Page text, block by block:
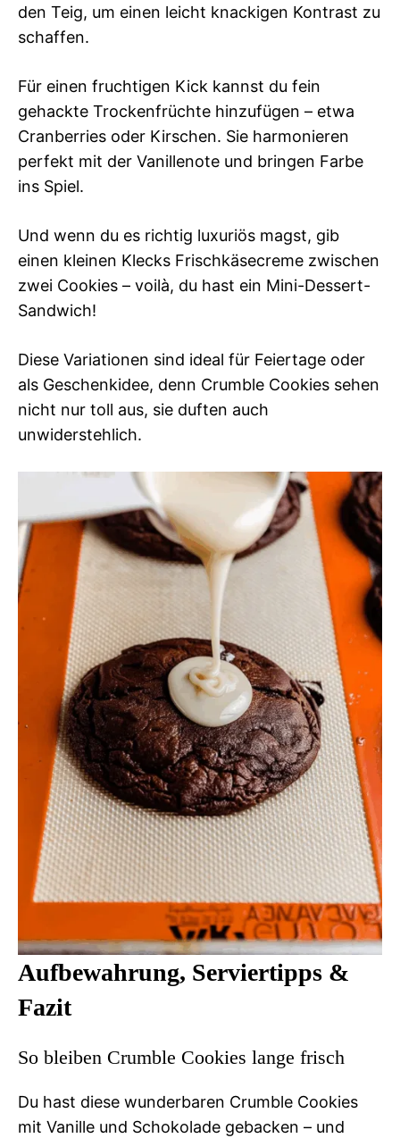
den Teig, um einen leicht knackigen Kontrast zu
schaffen.
Für einen fruchtigen Kick kannst du fein
gehackte Trockenfrüchte hinzufügen – etwa
Cranberries oder Kirschen. Sie harmonieren
perfekt mit der Vanillenote und bringen Farbe
ins Spiel.
Und wenn du es richtig luxuriös magst, gib
einen kleinen Klecks Frischkäsecreme zwischen
zwei Cookies – voilà, du hast ein Mini-Dessert-
Sandwich!
Diese Variationen sind ideal für Feiertage oder
als Geschenkidee, denn Crumble Cookies sehen
nicht nur toll aus, sie duften auch
unwiderstehlich.
Aufbewahrung, Serviertipps &
Fazit
So bleiben Crumble Cookies lange frisch
Du hast diese wunderbaren Crumble Cookies
mit Vanille und Schokolade gebacken – und